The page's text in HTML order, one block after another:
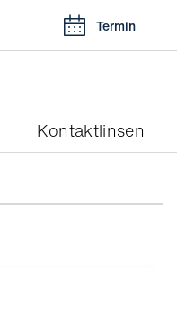
Termin
Kontaktlinsen